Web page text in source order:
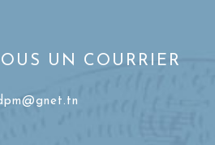
UN COURRIER